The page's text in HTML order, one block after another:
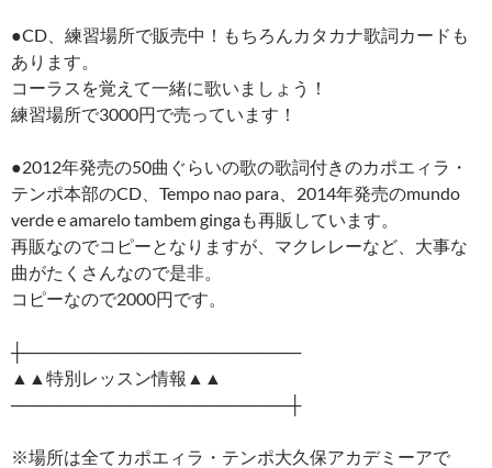
●CD、練習場所で販売中！もちろんカタカナ歌詞カードも
あります。
コーラスを覚えて一緒に歌いましょう！
練習場所で3000円で売っています！
●2012年発売の50曲ぐらいの歌の歌詞付きのカポエィラ・
テンポ本部のCD、Tempo nao para、2014年発売のmundo
verde e amarelo tambem gingaも再販しています。
再販なのでコピーとなりますが、マクレレーなど、大事な
曲がたくさんなので是非。
コピーなので2000円です。
┼───────────────────────
▲▲特別レッスン情報▲▲
───────────────────────┼
※場所は全てカポエィラ・テンポ大久保アカデミーアで